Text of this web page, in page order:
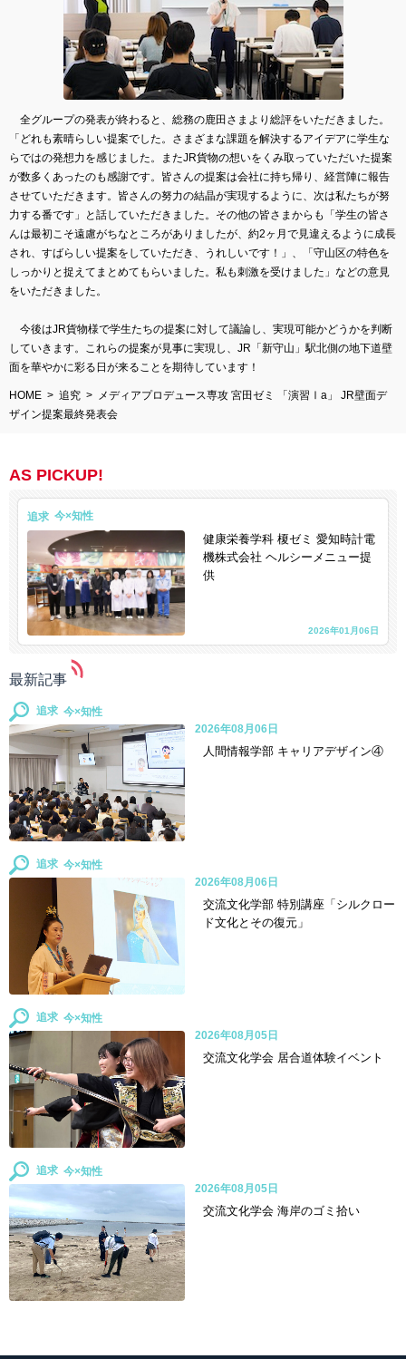
全グループの発表が終わると、総務の鹿田さまより総評をいただきました。
「どれも素晴らしい提案でした。さまざまな課題を解決するアイデアに学生な
らではの発想力を感じました。またJR貨物の想いをくみ取っていただいた提案
が数多くあったのも感謝です。皆さんの提案は会社に持ち帰り、経営陣に報告
させていただきます。皆さんの努力の結晶が実現するように、次は私たちが努
力する番です」と話していただきました。その他の皆さまからも「学生の皆さ
んは最初こそ遠慮がちなところがありましたが、約2ヶ月で見違えるように成長
され、すばらしい提案をしていただき、うれしいです！」、「守山区の特色を
しっかりと捉えてまとめてもらいました。私も刺激を受けました」などの意見
をいただきました。
今後はJR貨物様で学生たちの提案に対して議論し、実現可能かどうかを判断
していきます。これらの提案が見事に実現し、JR「新守山」駅北側の地下道壁
面を華やかに彩る日が来ることを期待しています！
HOME 追究
メディアプロデュース専攻 宮田ゼミ 「演習Ⅰa」 JR壁面デ
ザイン提案最終発表会
AS PICKUP!
追求
健康栄養学科 榎ゼミ 愛知時計電
機株式会社 ヘルシーメニュー提
供
2026年01月06日
最新記事
追求
人間情報学部 キャリアデザイン④
2026年08月06日
追求
交流文化学部 特別講座「シルクロー
ド文化とその復元」
2026年08月06日
追求
交流文化学会 居合道体験イベント
2026年08月05日
追求
交流文化学会 海岸のゴミ拾い
2026年08月05日